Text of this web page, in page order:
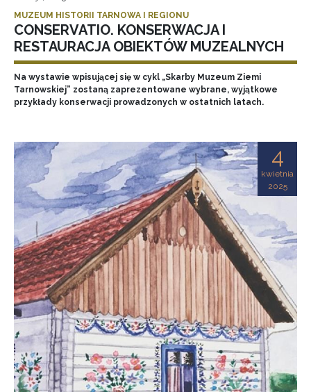
MUZEUM HISTORII TARNOWA I REGIONU
CONSERVATIO. KONSERWACJA I
RESTAURACJA OBIEKTÓW MUZEALNYCH
Na wystawie wpisującej się w cykl „Skarby Muzeum Ziemi
Tarnowskiej” zostaną zaprezentowane wybrane, wyjątkowe
przykłady konserwacji prowadzonych w ostatnich latach.
4
kwietnia
2025